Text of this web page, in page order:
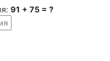
91 + 75 = ?